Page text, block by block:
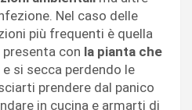
Nel caso delle
più frequenti è quella
presenta con la pianta che
e si secca perdendo le
prendere dal panico
in cucina e armarti di